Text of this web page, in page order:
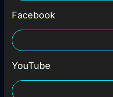
Facebook
YouTube